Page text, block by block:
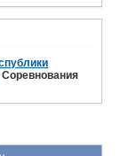
Соревнования